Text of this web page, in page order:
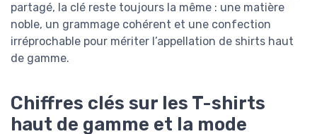
partagé, la clé reste toujours la même : une matière
noble, un grammage cohérent et une confection
irréprochable pour mériter l’appellation de shirts haut
de gamme.
Chiffres clés sur les T-shirts
haut de gamme et la mode